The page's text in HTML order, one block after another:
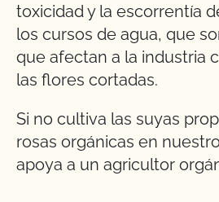
toxicidad y la escorrentía
los cursos de agua, que
que afectan a la industria
las flores cortadas.
Si no cultiva las suyas
rosas orgánicas en nuestro
apoya a un agricultor